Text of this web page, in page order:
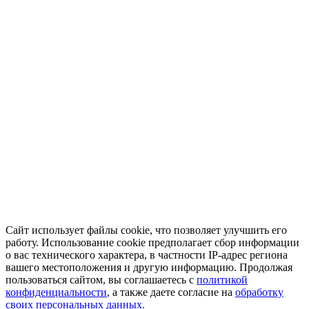
Сайт использует файлы cookie, что позволяет улучшить его
работу. Использование cookie предполагает сбор информации
о вас технического характера, в частности IP-адрес региона
вашего местоположения и другую информацию. Продолжая
пользоваться сайтом, вы соглашаетесь с политикой
конфиденциальности, а также даете согласие на обработку
своих персональных данных.